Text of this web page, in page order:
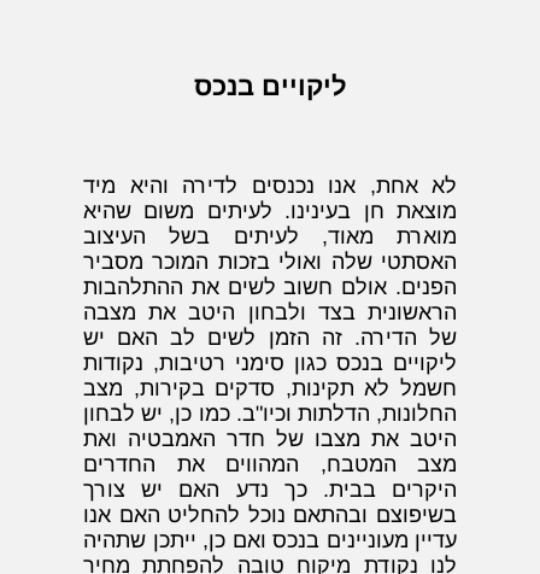
ליקויים בנכס
לא אחת, אנו נכנסים לדירה והיא מיד
מוצאת חן בעינינו. לעיתים משום שהיא
מוארת מאוד, לעיתים בשל העיצוב
האסתטי שלה ואולי בזכות המוכר מסביר
הפנים. אולם חשוב לשים את ההתלהבות
הראשונית בצד ולבחון היטב את מצבה
של הדירה. זה הזמן לשים לב האם יש
ליקויים בנכס כגון סימני רטיבות, נקודות
חשמל לא תקינות, סדקים בקירות, מצב
החלונות, הדלתות וכיו"ב. כמו כן, יש לבחון
היטב את מצבו של חדר האמבטיה ואת
מצב המטבח, המהווים את החדרים
היקרים בבית. כך נדע האם יש צורך
בשיפוצם ובהתאם נוכל להחליט האם אנו
עדיין מעוניינים בנכס ואם כן, ייתכן שתהיה
לנו נקודת מיקוח טובה להפחתת מחיר